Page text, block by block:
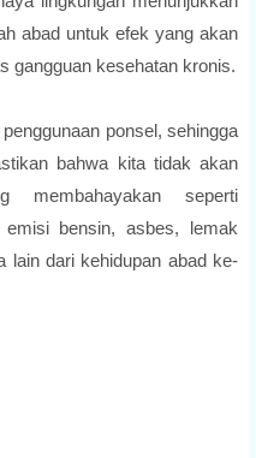
abad untuk efek yang akan
gangguan kesehatan kronis.
ponsel, sehingga
bahwa kita tidak akan
membahayakan seperti
bensin, asbes, lemak
lain dari kehidupan abad ke-